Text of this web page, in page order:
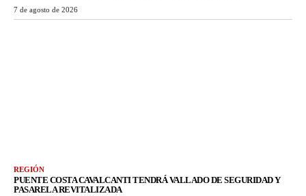
7 de agosto de 2026
REGIÓN
PUENTE COSTA CAVALCANTI TENDRÁ VALLADO DE SEGURIDAD Y
PASARELA REVITALIZADA